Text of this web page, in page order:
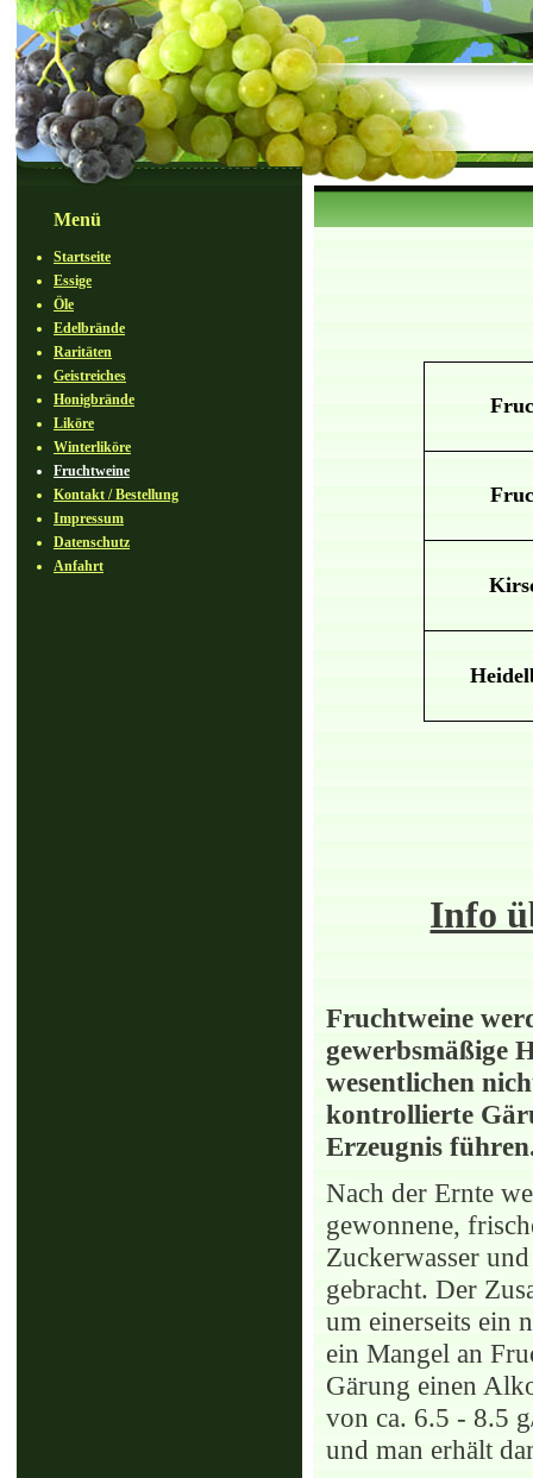
Menü
Startseite
Essige
Öle
Edelbrände
Raritäten
Geistreiches
Honigbrände
Liköre
Winterliköre
Fruchtweine
Kontakt / Bestellung
Impressum
Datenschutz
Anfahrt
Info
Fruchtweine
gewerbsmäßige
wesentlichen
kontrollierte
Erzeugnis
Nach der Ernte
gewonnene,
Zuckerwasser
gebracht. Der
um einerseits ein
ein Mangel an
Gärung einen
von ca. 6.5 - 8.5
und man erhält